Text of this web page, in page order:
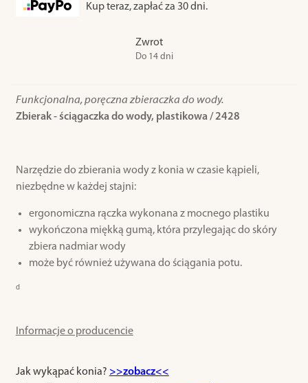
Kup teraz, zapłać za 30 dni.
Zwrot
Do 14 dni
Funkcjonalna, poręczna zbieraczka do wody.
Zbierak - ściągaczka do wody, plastikowa / 2428
Narzędzie do zbierania wody z konia w czasie kąpieli,
niezbędne w każdej stajni:
ergonomiczna rączka wykonana z mocnego plastiku
wykończona miękką gumą, która przylegając do skóry
zbiera nadmiar wody
może być również używana do ściągania potu.
d
Informacje o producencie
Jak wykąpać konia? >>zobacz<<